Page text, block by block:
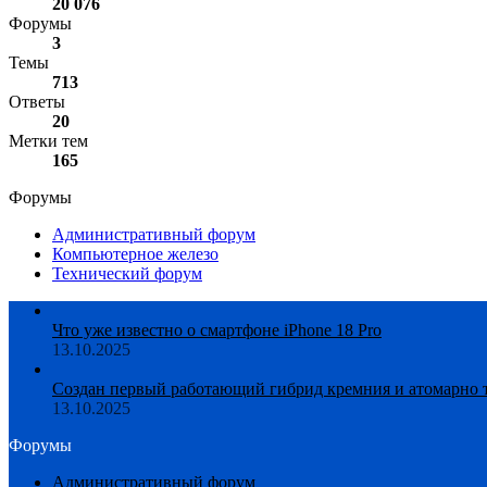
Форумы
3
Темы
713
Ответы
20
Метки тем
165
Форумы
Административный форум
Компьютерное железо
Технический форум
Что уже известно о смартфоне iPhone 18 Pro
13.10.2025
Создан первый работающий гибрид кремния и атомарно
13.10.2025
Форумы
Административный форум